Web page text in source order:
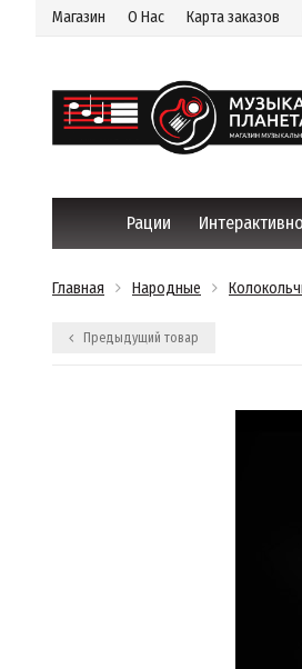
Магазин О Нас Карта заказов
Рации
Главная Народные
Предыдущий товар